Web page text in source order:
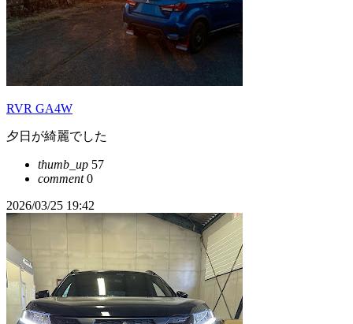
RVR GA4W
夕日が綺麗でした
thumb_up 57
comment0
2026/03/25 19:42